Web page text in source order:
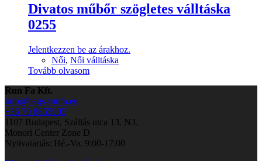
Divatos műbőr szögletes válltáska
0255
Jelentkezzen be az árakhoz.
Női, Női válltáska
Tovább olvasom
Run Fa Kft.
info@bags-runfa.eu
+36 70 8855905
1107 Budapest, Szállás utca 13. N3.
Monori Center Zone D
Nyitvatartás: Hé.-Va. 9:00-17:00